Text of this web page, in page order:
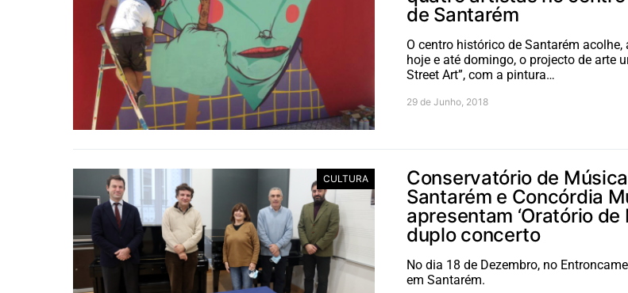
de Santarém
O centro histórico de Santarém acolhe,
hoje e até domingo, o projecto de arte
Street Art”, com a pintura…
29 de Junho, 2018
CULTURA
Conservatório de
Santarém e Concórdia
apresentam ‘Oratório de
duplo concerto
No dia 18 de Dezembro, no
em Santarém.